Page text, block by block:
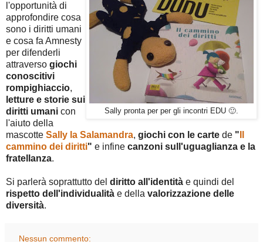
Sally pronta per per gli incontri EDU 🙂.
l'opportunità di
approfondire cosa
sono i diritti umani
e cosa fa Amnesty
per difenderli
attraverso giochi
conoscitivi
rompighiaccio,
letture e storie sui
diritti umani con
l'aiuto della
mascotte Sally la Salamandra, giochi con le carte de "
cammino dei diritti" e infine canzoni sull'uguaglianza e la
fratellanza.
Si parlerà soprattutto del diritto all'identità e quindi del
rispetto dell'individualità e della valorizzazione delle
diversità.
Nessun commento: